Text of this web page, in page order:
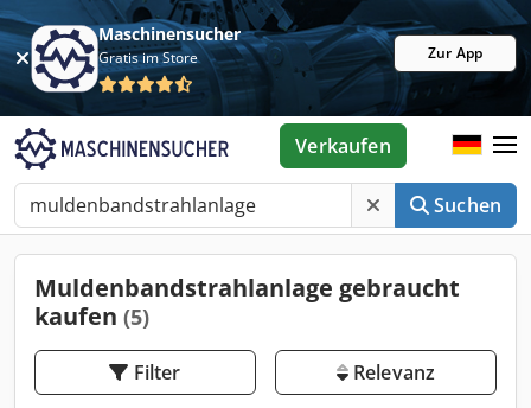
Maschinensucher
Gratis im Store Zur App
Suchen
Verkaufen
Muldenbandstrahlanlage gebraucht
kaufen (5)
Filter Relevanz